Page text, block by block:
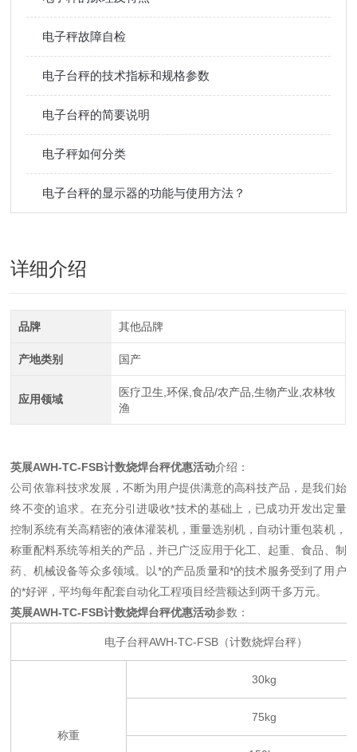
电子秤故障自检
电子台秤的技术指标和规格参数
电子台秤的简要说明
电子秤如何分类
电子台秤的显示器的功能与使用方法？
详细介绍
品牌 其他品牌
产地类别 国产
应用领域
医疗卫生,环保,食品/农产品,生物产业,农林牧
渔
英展AWH-TC-FSB计数烧焊台秤优惠活动介绍：
公司依靠科技求发展，不断为用户提供满意的高科技产品，是我们始
终不变的追求。在充分引进吸收*技术的基础上，已成功开发出定量
控制系统有关高精密的液体灌装机，重量选别机，自动计重包装机，
称重配料系统等相关的产品，并已广泛应用于化工、起重、食品、制
药、机械设备等众多领域。以*的产品质量和*的技术服务受到了用户
的*好评，平均每年配套自动化工程项目经营额达到两千多万元。
英展AWH-TC-FSB计数烧焊台秤优惠活动参数：
电子台秤AWH-TC-FSB（计数烧焊台秤）
称重
30kg
75kg